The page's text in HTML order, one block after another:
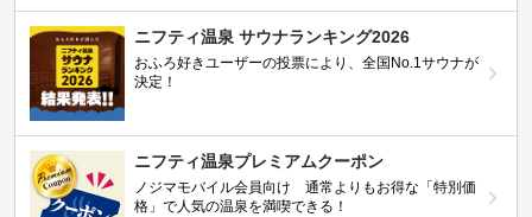
ニフティ温泉 サウナランキング2026
おふろ好きユーザーの投票により、全国No.1サウナが
決定！
ニフティ温泉プレミアムクーポン
ノジマモバイル会員向け 通常よりもお得な「特別価
格」で人気の温泉を満喫できる！